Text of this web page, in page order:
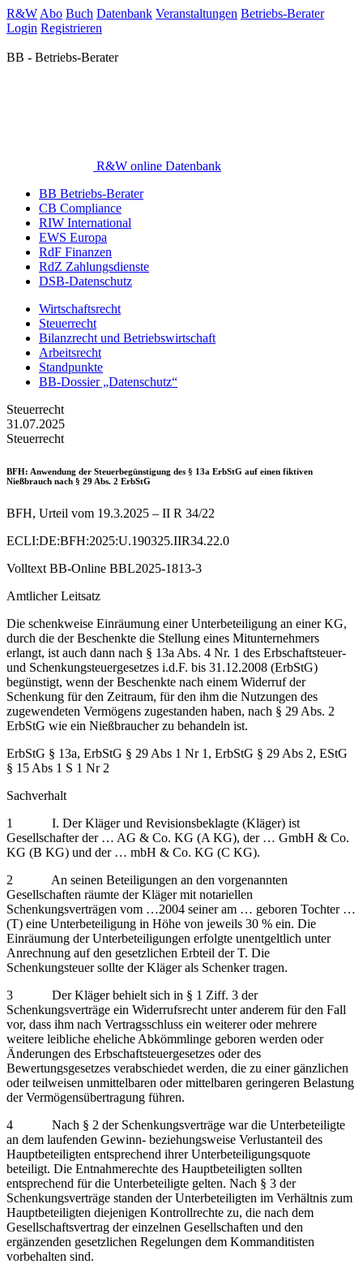
R&W Abo Buch Datenbank Veranstaltungen Betriebs-Berater
Login Registrieren
BB - Betriebs-Berater
R&W online Datenbank
BB Betriebs-Berater
CB Compliance
RIW International
EWS Europa
RdF Finanzen
RdZ Zahlungsdienste
DSB-Datenschutz
Wirtschaftsrecht
Steuerrecht
Bilanzrecht und Betriebswirtschaft
Arbeitsrecht
Standpunkte
BB-Dossier „Datenschutz“
Steuerrecht
31.07.2025
Steuerrecht
BFH: Anwendung der Steuerbegünstigung des § 13a ErbStG auf einen fiktiven
Nießbrauch nach § 29 Abs. 2 ErbStG
BFH, Urteil vom 19.3.2025 – II R 34/22
ECLI:DE:BFH:2025:U.190325.IIR34.22.0
Volltext BB-Online BBL2025-1813-3
Amtlicher Leitsatz
Die schenkweise Einräumung einer Unterbeteiligung an einer KG,
durch die der Beschenkte die Stellung eines Mitunternehmers
erlangt, ist auch dann nach § 13a Abs. 4 Nr. 1 des Erbschaftsteuer-
und Schenkungsteuergesetzes i.d.F. bis 31.12.2008 (ErbStG)
begünstigt, wenn der Beschenkte nach einem Widerruf der
Schenkung für den Zeitraum, für den ihm die Nutzungen des
zugewendeten Vermögens zugestanden haben, nach § 29 Abs. 2
ErbStG wie ein Nießbraucher zu behandeln ist.
ErbStG § 13a, ErbStG § 29 Abs 1 Nr 1, ErbStG § 29 Abs 2, EStG
§ 15 Abs 1 S 1 Nr 2
Sachverhalt
1 I. Der Kläger und Revisionsbeklagte (Kläger) ist
Gesellschafter der … AG & Co. KG (A KG), der … GmbH & Co.
KG (B KG) und der … mbH & Co. KG (C KG).
2 An seinen Beteiligungen an den vorgenannten
Gesellschaften räumte der Kläger mit notariellen
Schenkungsverträgen vom …2004 seiner am … geboren Tochter …
(T) eine Unterbeteiligung in Höhe von jeweils 30 % ein. Die
Einräumung der Unterbeteiligungen erfolgte unentgeltlich unter
Anrechnung auf den gesetzlichen Erbteil der T. Die
Schenkungsteuer sollte der Kläger als Schenker tragen.
3 Der Kläger behielt sich in § 1 Ziff. 3 der
Schenkungsverträge ein Widerrufsrecht unter anderem für den Fall
vor, dass ihm nach Vertragsschluss ein weiterer oder mehrere
weitere leibliche eheliche Abkömmlinge geboren werden oder
Änderungen des Erbschaftsteuergesetzes oder des
Bewertungsgesetzes verabschiedet werden, die zu einer gänzlichen
oder teilweisen unmittelbaren oder mittelbaren geringeren Belastung
der Vermögensübertragung führen.
4 Nach § 2 der Schenkungsverträge war die Unterbeteiligte
an dem laufenden Gewinn- beziehungsweise Verlustanteil des
Hauptbeteiligten entsprechend ihrer Unterbeteiligungsquote
beteiligt. Die Entnahmerechte des Hauptbeteiligten sollten
entsprechend für die Unterbeteiligte gelten. Nach § 3 der
Schenkungsverträge standen der Unterbeteiligten im Verhältnis zum
Hauptbeteiligten diejenigen Kontrollrechte zu, die nach dem
Gesellschaftsvertrag der einzelnen Gesellschaften und den
ergänzenden gesetzlichen Regelungen dem Kommanditisten
vorbehalten sind.